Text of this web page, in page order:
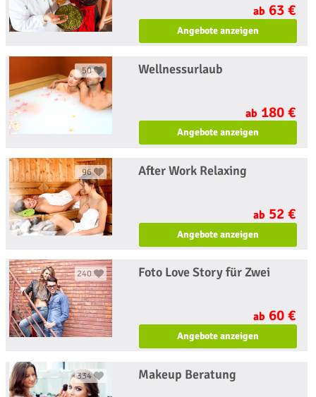
ab 63 €
Angebote anzeigen
50 Wellnessurlaub
ab 180 €
Angebote anzeigen
96 After Work Relaxing
ab 52 €
Angebote anzeigen
240 Foto Love Story für Zwei
ab 60 €
Angebote anzeigen
334 Makeup Beratung